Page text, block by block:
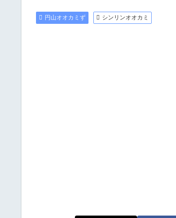
円山オオカミず シンリンオオカミ